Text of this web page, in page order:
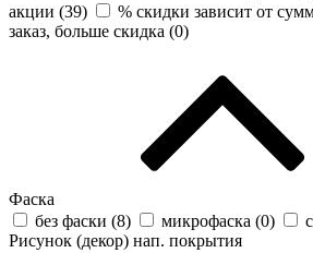
акции (39)
% скидки зависит от
заказ, больше скидка (0)
Фаска
без фаски (8) микрофаска (0)
Рисунок (декор) нап. покрытия